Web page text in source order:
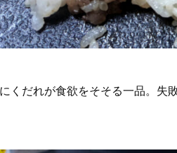
くだれが食欲をそそる一品。